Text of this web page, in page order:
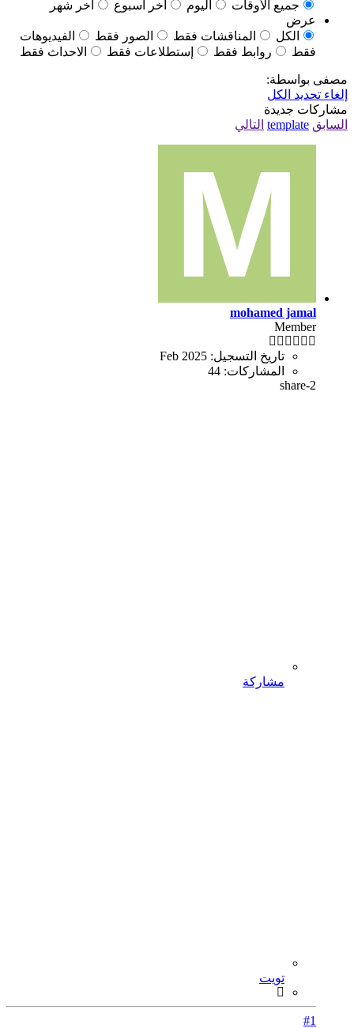
جميع الأوقات اليوم آخر أسبوع
آخر شهر
عرض
الكل
المناقشات فقط الصور فقط
الفيديوهات
فقط
روابط فقط إستطلاعات فقط الاحداث فقط
مصفى بواسطة:
إلغاء تحديد الكل
مشاركات جديدة
السابق template التالي
mohamed jamal
Member
تاريخ التسجيل: Feb 2025
المشاركات: 44
share-2
مشاركة
تويت
#1